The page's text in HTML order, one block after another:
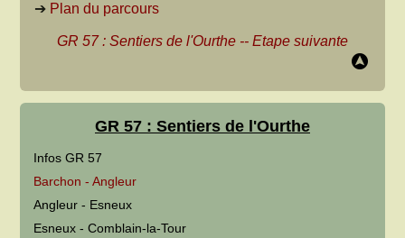
GR 57 : Sentiers de l'Ourthe
Infos GR 57
Barchon - Angleur
Angleur - Esneux
Esneux - Comblain-la-Tour
➔ Plan du parcours
GR 57 : Sentiers de l'Ourthe -- Etape suivante